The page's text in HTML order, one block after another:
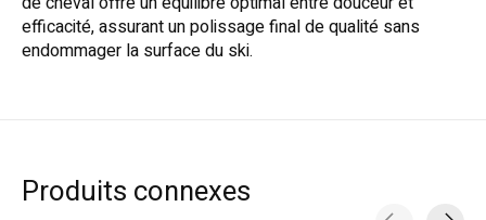
efficacité, assurant un polissage final de qualité sans
endommager la surface du ski.
Produits connexes